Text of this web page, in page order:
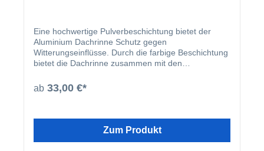
Eine hochwertige Pulverbeschichtung bietet der
Aluminium Dachrinne Schutz gegen
Witterungseinflüsse. Durch die farbige Beschichtung
bietet die Dachrinne zusammen mit den
homogenes Gesamtbild.
ab 33,00 €*
Zum Produkt